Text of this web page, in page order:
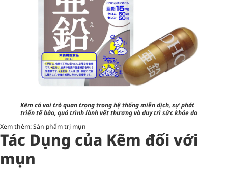
Kẽm có vai trò quan trọng trong hệ thống miễn dịch, sự phát
triển tế bào, quá trình lành vết thương và duy trì sức khỏe da
Xem thêm:Sản phẩm trị mụn
Tác Dụng của Kẽm đối với
mụn